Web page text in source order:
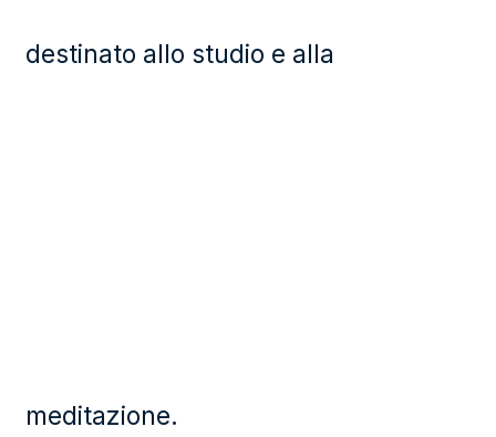
destinato allo studio e alla
meditazione.